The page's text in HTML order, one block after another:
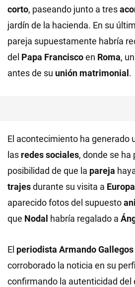
corto, paseando junto a tres
jardín de la hacienda. En su
pareja supuestamente habría
del Papa Franciscoen Roma,
antes de su unión matrimonial .
El acontecimiento ha generado
las redes sociales, donde se ha
posibilidad de que la pareja
trajesdurante su visita a Europa
aparecido fotos del supuesto
que Nodal habría regalado a
El periodista Armando Gallegos
corroborado la noticia en su
confirmando la autenticidad del